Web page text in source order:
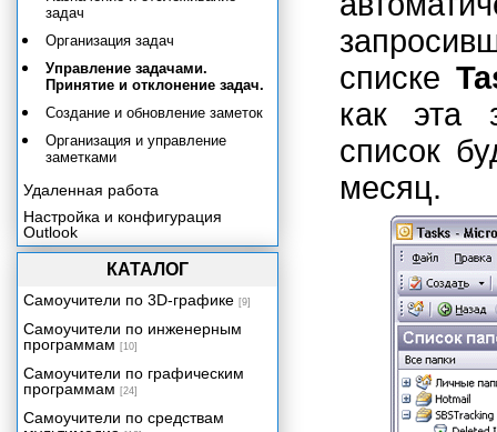
списке
как эта
список
месяц.
задач
Организация задач
Управление задачами.
Принятие и отклонение задач.
Создание и обновление заметок
Организация и управление
заметками
Удаленная работа
Настройка и конфигурация
Outlook
КАТАЛОГ
Самоучители по 3D-графике [9]
Самоучители по инженерным
программам [10]
Самоучители по графическим
программам [24]
Самоучители по средствам